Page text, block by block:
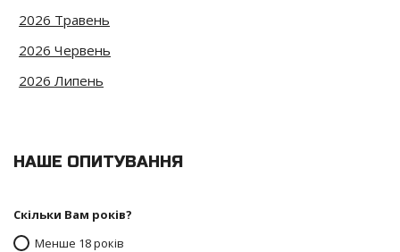
2026 Травень
2026 Червень
2026 Липень
НАШЕ ОПИТУВАННЯ
Скільки Вам років?
Менше 18 років